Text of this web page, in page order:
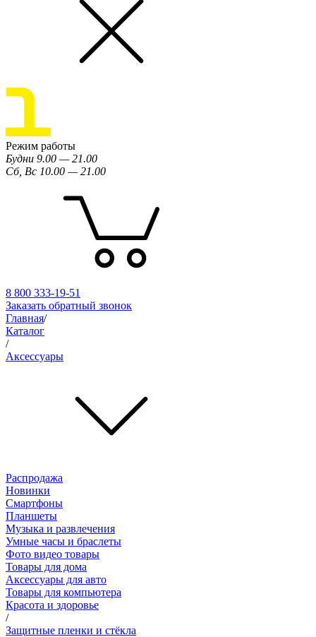
Режим работы
Будни 9.00 — 21.00
Сб, Вс 10.00 — 21.00
8 800 333-19-51
Заказать обратный звонок
Главная/
Каталог
/
Аксессуары
Распродажа
Новинки
Смартфоны
Планшеты
Музыка и развлечения
Умные часы и браслеты
Фото видео товары
Товары для дома
Аксессуары для авто
Товары для компьютера
Красота и здоровье
/
Защитные пленки и стёкла